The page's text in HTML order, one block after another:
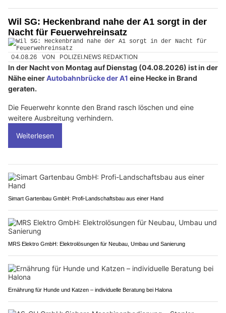
Wil SG: Heckenbrand nahe der A1 sorgt in der
Nacht für Feuerwehreinsatz
04.08.26 VON POLIZEI.NEWS REDAKTION
In der Nacht von Montag auf Dienstag (04.08.2026) ist in der
Nähe einerAutobahnbrücke der A1 eine Hecke in Brand
geraten.
Die Feuerwehr konnte den Brand rasch löschen und eine
weitere Ausbreitung verhindern.
Weiterlesen
Simart Gartenbau GmbH: Profi-Landschaftsbau aus einer Hand
MRS Elektro GmbH: Elektrolösungen für Neubau, Umbau und Sanierung
Ernährung für Hunde und Katzen – individuelle Beratung bei Halona